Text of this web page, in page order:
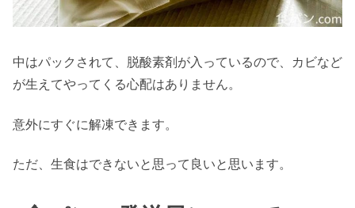
中はパックされて、脱酸素剤が入っているので、カビなど
が生えてやってくる心配はありません。
意外にすぐに解凍できます。
ただ、生食はできないと思って良いと思います。